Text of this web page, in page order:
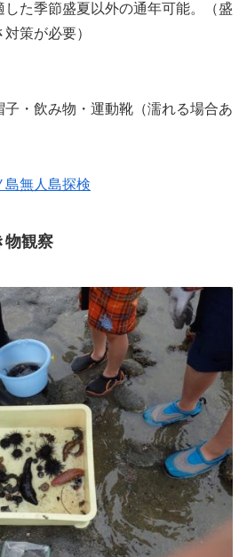
た季節盛夏以外の通年可能。（盛
対策が必要）
・飲み物・運動靴（濡れる場合あ
島無人島探検
物観察